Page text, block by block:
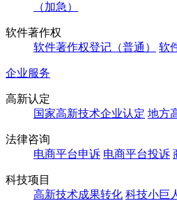
（加急）
软件著作权
软件著作权登记（普通）
软
企业服务
高新认定
国家高新技术企业认定 地方
法律咨询
电商平台申诉 电商平台投诉
科技项目
高新技术成果转化 科技小巨